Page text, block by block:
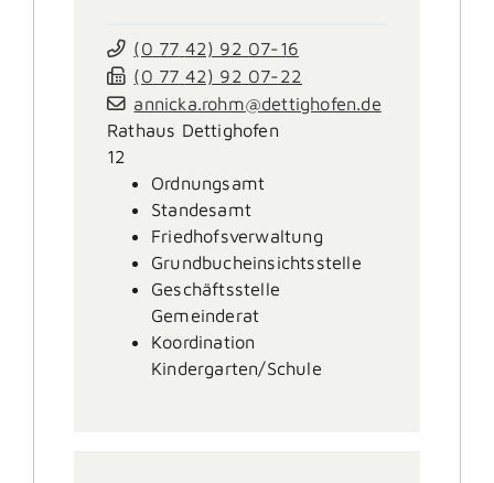
(0 77 42) 92 07-16
(0 77 42) 92 07-22
annicka.rohm@dettighofen.de
Rathaus Dettighofen
12
Ordnungsamt
Standesamt
Friedhofsverwaltung
Grundbucheinsichtsstelle
Geschäftsstelle
Gemeinderat
Koordination
Kindergarten/Schule